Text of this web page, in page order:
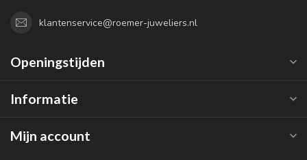
klantenservice@roemer-juweliers.nl
Openingstijden
Informatie
Mijn account